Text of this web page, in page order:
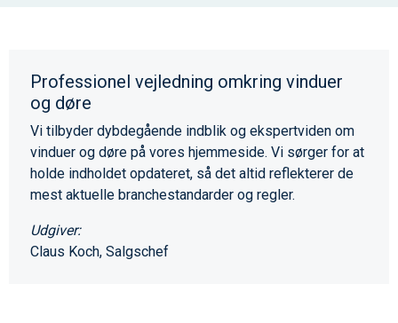
Professionel vejledning omkring vinduer
og døre
Vi tilbyder dybdegående indblik og ekspertviden om
vinduer og døre på vores hjemmeside. Vi sørger for at
holde indholdet opdateret, så det altid reflekterer de
mest aktuelle branchestandarder og regler.
Udgiver:
Claus Koch, Salgschef